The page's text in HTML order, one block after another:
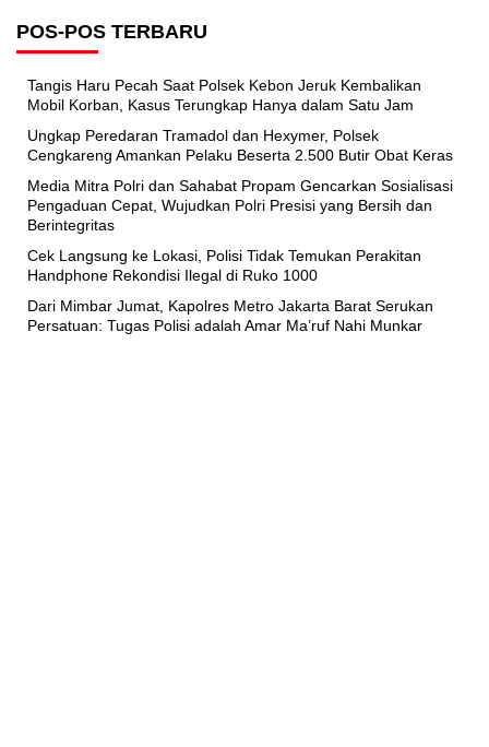
POS-POS TERBARU
Tangis Haru Pecah Saat Polsek Kebon Jeruk Kembalikan
Mobil Korban, Kasus Terungkap Hanya dalam Satu Jam
Ungkap Peredaran Tramadol dan Hexymer, Polsek
Cengkareng Amankan Pelaku Beserta 2.500 Butir Obat Keras
Media Mitra Polri dan Sahabat Propam Gencarkan Sosialisasi
Pengaduan Cepat, Wujudkan Polri Presisi yang Bersih dan
Berintegritas
Cek Langsung ke Lokasi, Polisi Tidak Temukan Perakitan
Handphone Rekondisi Ilegal di Ruko 1000
Dari Mimbar Jumat, Kapolres Metro Jakarta Barat Serukan
Persatuan: Tugas Polisi adalah Amar Ma’ruf Nahi Munkar